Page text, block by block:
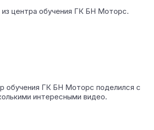
центра обучения ГК БН Моторс.
обучения ГК БН Моторс поделился с
интересными видео.